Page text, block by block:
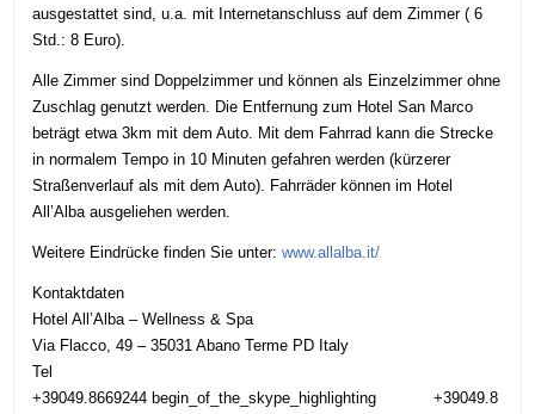
ausgestattet sind, u.a. mit Internetanschluss auf dem Zimmer ( 6
Std.: 8 Euro).
Alle Zimmer sind Doppelzimmer und können als Einzelzimmer ohne
Zuschlag genutzt werden. Die Entfernung zum Hotel San Marco
beträgt etwa 3km mit dem Auto. Mit dem Fahrrad kann die Strecke
in normalem Tempo in 10 Minuten gefahren werden (kürzerer
Straßenverlauf als mit dem Auto). Fahrräder können im Hotel
All’Alba ausgeliehen werden.
Weitere Eindrücke finden Sie unter:www.allalba.it/
Kontaktdaten
Hotel All’Alba – Wellness & Spa
Via Flacco, 49 – 35031 Abano Terme PD Italy
Tel
+39049.8669244 begin_of_the_skype_highlighting
+39049.8